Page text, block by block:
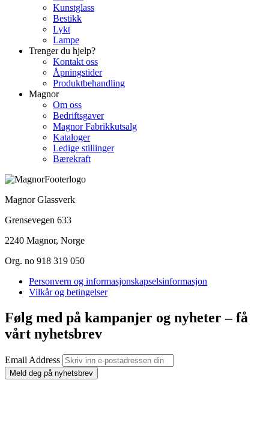
Kunstglass
Bestikk
Lykt
Lampe
Trenger du hjelp?
Kontakt oss
Åpningstider
Produktbehandling
Magnor
Om oss
Bedriftsgaver
Magnor Fabrikkutsalg
Kataloger
Ledige stillinger
Bærekraft
Magnor Glassverk
Grensevegen 633
2240 Magnor, Norge
Org. no 918 319 050
Personvern og informasjonskapselsinformasjon
Vilkår og betingelser
Følg med på kampanjer og nyheter – få
vårt nyhetsbrev
Email Address
Meld deg på nyhetsbrev